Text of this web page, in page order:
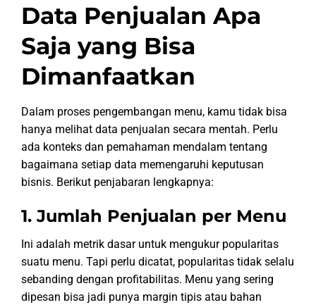
Data Penjualan Apa
Saja yang Bisa
Dimanfaatkan
Dalam proses pengembangan menu, kamu tidak bisa
hanya melihat data penjualan secara mentah. Perlu
ada konteks dan pemahaman mendalam tentang
bagaimana setiap data memengaruhi keputusan
bisnis. Berikut penjabaran lengkapnya:
1. Jumlah Penjualan per Menu
Ini adalah metrik dasar untuk mengukur popularitas
suatu menu. Tapi perlu dicatat, popularitas tidak selalu
sebanding dengan profitabilitas. Menu yang sering
dipesan bisa jadi punya margin tipis atau bahan